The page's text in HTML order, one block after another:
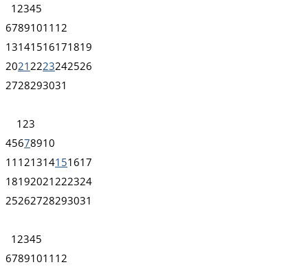
1 2345
67891011 12
13141516171819
2021 2223242526
2728293031
1 23
45678910
11 121314151617
18192021 222324
25262728293031
1 2345
67891011 12